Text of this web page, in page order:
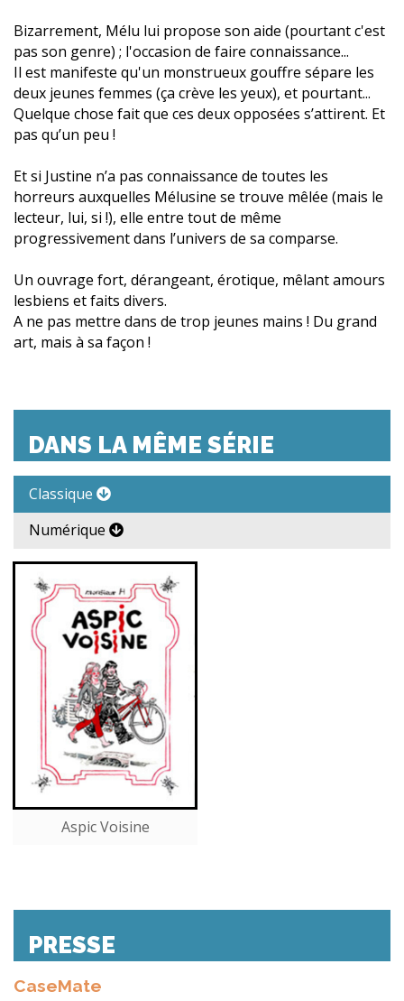
Bizarrement, Mélu lui propose son aide (pourtant c'est
pas son genre) ; l'occasion de faire connaissance...
Il est manifeste qu'un monstrueux gouffre sépare les
deux jeunes femmes (ça crève les yeux), et pourtant...
Quelque chose fait que ces deux opposées s’attirent. Et
pas qu’un peu !
Et si Justine n’a pas connaissance de toutes les
horreurs auxquelles Mélusine se trouve mêlée (mais le
lecteur, lui, si !), elle entre tout de même
progressivement dans l’univers de sa comparse.
Un ouvrage fort, dérangeant, érotique, mêlant amours
lesbiens et faits divers.
A ne pas mettre dans de trop jeunes mains ! Du grand
art, mais à sa façon !
DANS LA MÊME SÉRIE
Classique
Numérique
Aspic Voisine
PRESSE
CaseMate